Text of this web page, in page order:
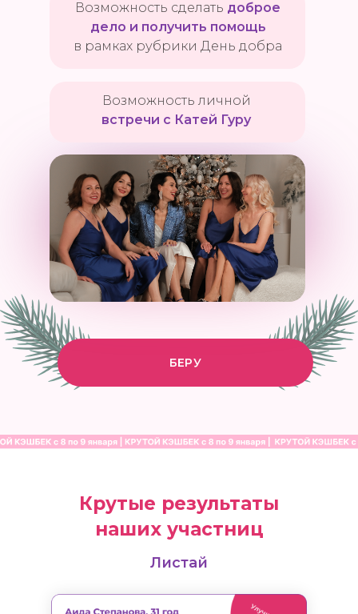
БЕРУ
Возможность личной
встречи с Катей Гуру
Возможность сделать доброе
дело и получить помощь
в рамках рубрики День добра
Крутые результаты
наших участниц
Листай